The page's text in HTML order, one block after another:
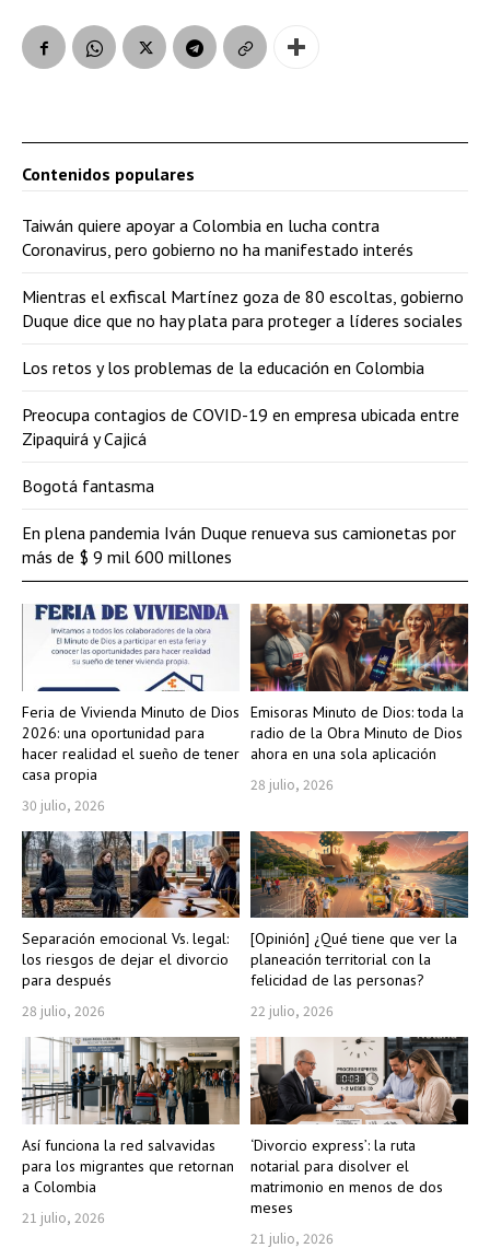
Feria de Vivienda Minuto de Dios
2026: una oportunidad para
hacer realidad el sueño de tener
casa propia
30 julio, 2026
Emisoras Minuto de Dios: toda la
radio de la Obra Minuto de Dios
ahora en una sola aplicación
28 julio, 2026
Separación emocional Vs. legal:
los riesgos de dejar el divorcio
para después
28 julio, 2026
[Opinión] ¿Qué tiene que ver la
planeación territorial con la
felicidad de las personas?
22 julio, 2026
Así funciona la red salvavidas
para los migrantes que retornan
a Colombia
21 julio, 2026
‘Divorcio express’: la ruta
notarial para disolver el
matrimonio en menos de dos
meses
21 julio, 2026
Contenidos populares
Taiwán quiere apoyar a Colombia en lucha contra
Coronavirus, pero gobierno no ha manifestado interés
Mientras el exfiscal Martínez goza de 80 escoltas, gobierno
Duque dice que no hay plata para proteger a líderes sociales
Los retos y los problemas de la educación en Colombia
Preocupa contagios de COVID-19 en empresa ubicada entre
Zipaquirá y Cajicá
Bogotá fantasma
En plena pandemia Iván Duque renueva sus camionetas por
más de $ 9 mil 600 millones